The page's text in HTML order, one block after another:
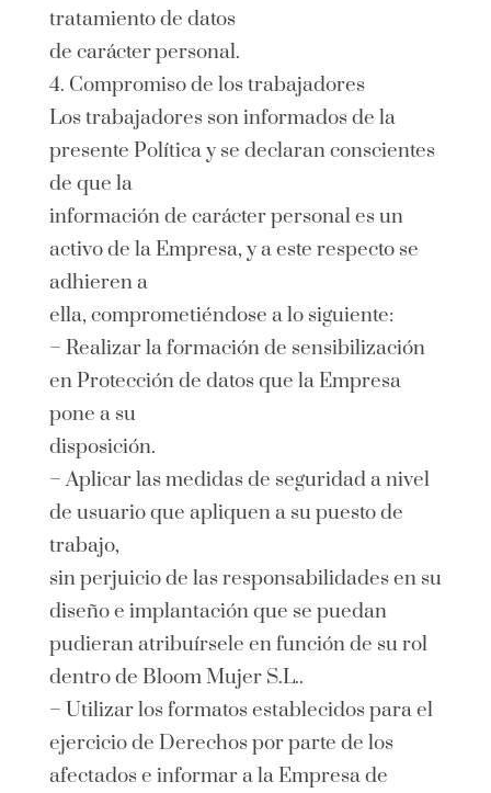
tratamiento de datos
de carácter personal.
4. Compromiso de los trabajadores
Los trabajadores son informados de la
presente Política y se declaran conscientes
de que la
información de carácter personal es un
activo de la Empresa, y a este respecto se
adhieren a
ella, comprometiéndose a lo siguiente:
– Realizar la formación de sensibilización
en Protección de datos que la Empresa
pone a su
disposición.
– Aplicar las medidas de seguridad a nivel
de usuario que apliquen a su puesto de
trabajo,
sin perjuicio de las responsabilidades en su
diseño e implantación que se puedan
pudieran atribuírsele en función de su rol
dentro de Bloom Mujer S.L..
– Utilizar los formatos establecidos para el
ejercicio de Derechos por parte de los
afectados e informar a la Empresa de